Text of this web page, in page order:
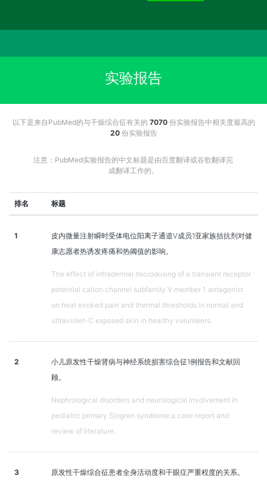
实验报告
以下是来自PubMed的与干燥综合征有关的 7070份实验报告中相关度最高的
20份实验报告
注意：PubMed实验报告的中文标题是由百度翻译或谷歌翻译完
成翻译工作的。
排名 标题
1
皮内微量注射瞬时受体电位阳离子通道V成员1亚家族拮抗剂对健
康志愿者热诱发疼痛和热阈值的影响。
The effect of intradermal microdosing of a transient receptor
potential cation channel subfamily V member 1 antagonist
on heat evoked pain and thermal thresholds in normal and
ultraviolet-C exposed skin in healthy volunteers.
2
小儿原发性干燥肾病与神经系统损害综合征1例报告和文献回
顾。
Nephrological disorders and neurological involvement in
pediatric primary Sjogren syndrome:a case report and
review of literature.
3 原发性干燥综合征患者全身活动度和干眼症严重程度的关系。